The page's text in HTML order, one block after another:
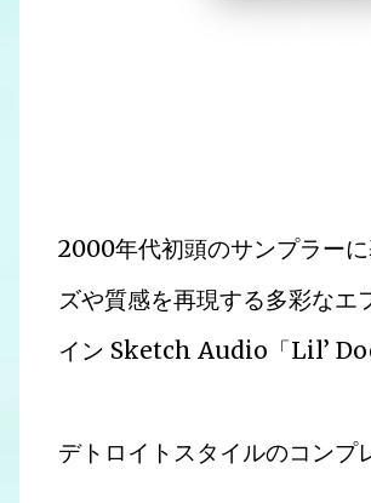
2000年代初頭のサンプラー
ズや質感を再現する多彩な
イン Sketch Audio「Lil’
デトロイトスタイルのコンプ